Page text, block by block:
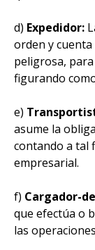
d) Expedidor:
orden y cuenta
peligrosa,
figurando
e)
asume la
contando a tal
empresarial.
f) Cargador-
que efectúa o
las